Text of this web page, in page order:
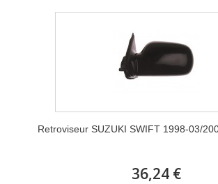
Retroviseur SUZUKI SWIFT 1998-03/
36,24 €